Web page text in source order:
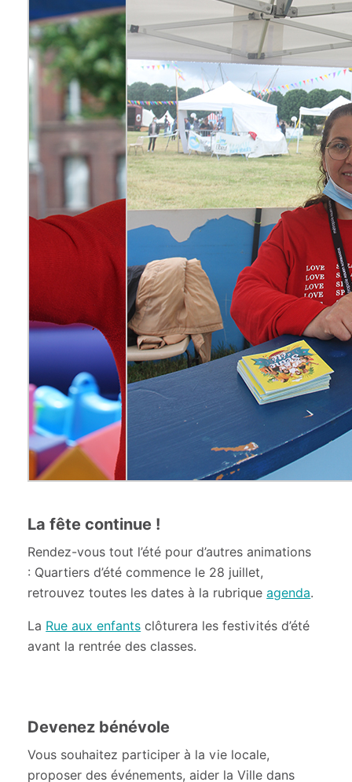
La fête continue !
Rendez-vous tout l’été pour d’autres animations
: Quartiers d’été commence le 28 juillet,
retrouvez toutes les dates à la rubriqueagenda.
La Rue aux enfants clôturera les festivités d’été
avant la rentrée des classes.
Devenez bénévole
Vous souhaitez participer à la vie locale,
proposer des événements, aider la Ville dans